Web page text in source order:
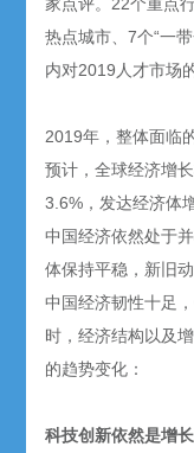
家点评。22个重点
热点城市、7个“一
内对2019人才市场
2019年，整体面临
预计，全球经济增
3.6%，发达经济体
中国经济依然处于
体保持平稳，新旧
中国经济韧性十足
时，经济结构以及
的趋势变化：
科技创新依然是增